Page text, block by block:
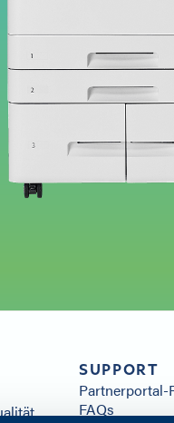
SUPPORT
Partnerportal-
FAQs